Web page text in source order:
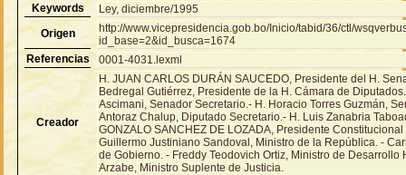
Keywords
Ley, diciembre/1995
Origen
http://www.vicepresidencia.gob.bo/Inicio/tabid/36/ctl/
id_base=2&id_busca=1674
Referencias
0001-4031.lexml
Creador
H. JUAN CARLOS DURÁN SAUCEDO, Presidente del H.
Bedregal Gutiérrez, Presidente de la H. Cámara de
Ascimani, Senador Secretario.- H. Horacio Torres Guzmán,
Antoraz Chalup, Diputado Secretario.- H. Luis Zanabria
GONZALO SANCHEZ DE LOZADA, Presidente
Guillermo Justiniano Sandoval, Ministro de la República. -
de Gobierno. - Freddy Teodovich Ortiz, Ministro de Desarrollo
Arzabe, Ministro Suplente de Justicia.